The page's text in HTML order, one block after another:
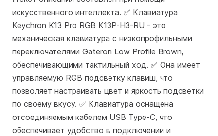
искусственного интеллекта. ✅ Клавиатура
Keychron K13 Pro RGB K13P-H3-RU - это
механическая клавиатура с низкопрофильными
переключателями Gateron Low Profile Brown,
обеспечивающими тактильный ход. ✅ Она имеет
управляемую RGB подсветку клавиш, что
позволяет настраивать цвет и яркость подсветки
по своему вкусу. ✅ Клавиатура оснащена
отсоединяемым кабелем USB Type-C, что
обеспечивает удобство в подключении и